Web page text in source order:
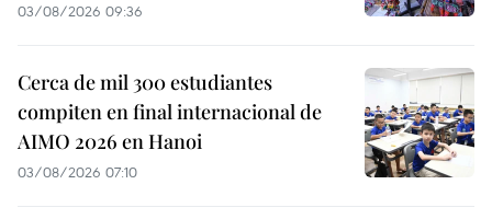
03/08/2026 09:36
Cerca de mil 300 estudiantes
compiten en final internacional de
AIMO 2026 en Hanoi
03/08/2026 07:10